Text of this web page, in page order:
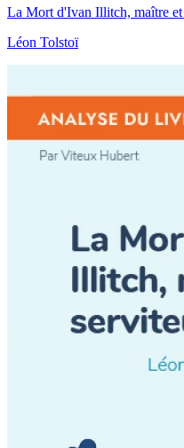
La Mort d'Ivan Illitch, maître et
Léon Tolstoï